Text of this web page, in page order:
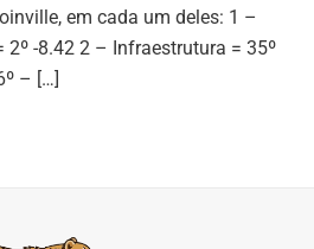
em cada um deles: 1 –
2º -8.42 2 – Infraestrutura = 35º
– […]